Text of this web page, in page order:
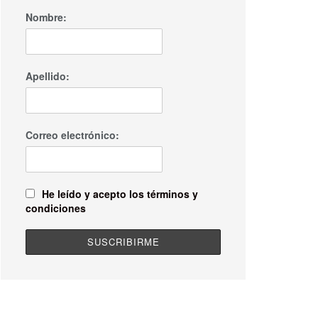
Nombre:
Apellido:
Correo electrónico:
He leído y acepto los términos y
condiciones